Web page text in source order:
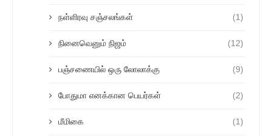
நள்ளிரவு சஞ்சலங்கள் (1)
நினைவெனும் நிஜம் (12)
பஞ்சணையில் ஒரு லோலாக்கு (9)
போதுமா எனக்கான பெயர்கள் (2)
மீமிகை (1)